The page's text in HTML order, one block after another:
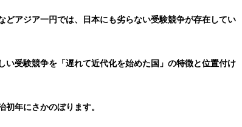
どアジア一円では、日本にも劣らない受験競争が存在してい
い受験競争を「遅れて近代化を始めた国」の特徴と位置付け
年にさかのぼります。